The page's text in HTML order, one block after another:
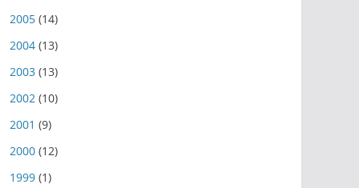
2005 (14)
2004 (13)
2003 (13)
2002 (10)
2001 (9)
2000 (12)
1999 (1)